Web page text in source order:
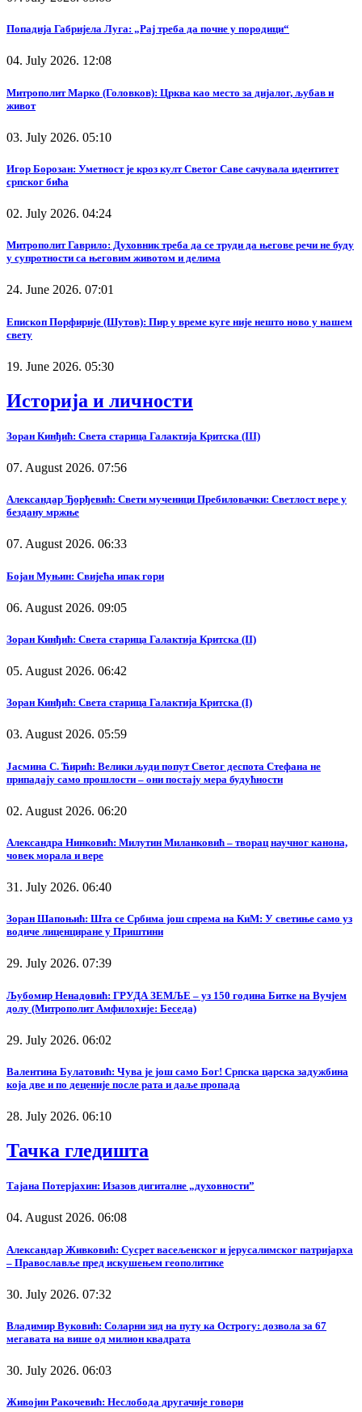
Попадија Габријела Луга: „Рај треба да почне у породици“
04. July 2026. 12:08
Митрополит Марко (Головков): Црква као место за дијалог, љубав и
живот
03. July 2026. 05:10
Игор Борозан: Уметност је кроз култ Светог Саве сачувала идентитет
српског бића
02. July 2026. 04:24
Митрополит Гаврило: Духовник треба да се труди да његове речи не буду
у супротности са његовим животом и делима
24. June 2026. 07:01
Епископ Порфирије (Шутов): Пир у време куге није нешто ново у нашем
свету
19. June 2026. 05:30
Историја и личности
Зоран Кинђић: Света старица Галактија Критска (III)
07. August 2026. 07:56
Александар Ђорђевић: Свети мученици Пребиловачки: Светлост вере у
бездану мржње
07. August 2026. 06:33
Бојан Муњин: Свијећа ипак гори
06. August 2026. 09:05
Зоран Кинђић: Света старица Галактија Критска (II)
05. August 2026. 06:42
Зоран Кинђић: Света старица Галактија Критска (I)
03. August 2026. 05:59
Јасмина С. Ћирић: Велики људи попут Светог деспота Стефана не
припадају само прошлости – они постају мера будућности
02. August 2026. 06:20
Александра Нинковић: Милутин Миланковић – творац научног канона,
човек морала и вере
31. July 2026. 06:40
Зоран Шапоњић: Шта се Србима још спрема на КиМ: У светиње само уз
водиче лиценциране у Приштини
29. July 2026. 07:39
Љубомир Ненадовић: ГРУДА ЗЕМЉЕ – уз 150 година Битке на Вучјем
долу (Митрополит Амфилохије: Беседа)
29. July 2026. 06:02
Валентина Булатовић: Чува је још само Бог! Српска царска задужбина
која две и по деценије после рата и даље пропада
28. July 2026. 06:10
Тачка гледишта
Тајана Потерјахин: Изазов дигиталне „духовности”
04. August 2026. 06:08
Александар Живковић: Сусрет васељенског и јерусалимског патријарха
– Православље пред искушењем геополитике
30. July 2026. 07:32
Владимир Вуковић: Соларни зид на путу ка Острогу: дозвола за 67
мегавата на више од милион квадрата
30. July 2026. 06:03
Живојин Ракочевић: Неслобода другачије говори